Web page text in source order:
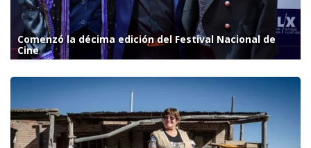
Comenzó la décima edición del Festival Nacional de
Cine